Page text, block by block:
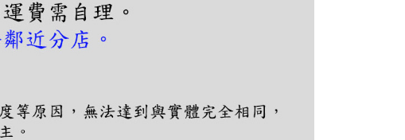
「AFTEE先享後付」，若未經同意申辦者引起之損失，本公司不負相關責
任。
４．使用「AFTEE先享後付」時，將依據個別帳號之用戶狀況，依本公司
即時審查核予不同之上限額度；若仍有額度不足之情形，本公司將視審查
動。